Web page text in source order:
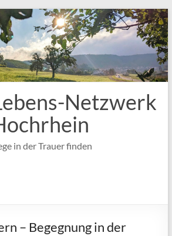
Netzwerk
in der Trauer finden
– Begegnung in der